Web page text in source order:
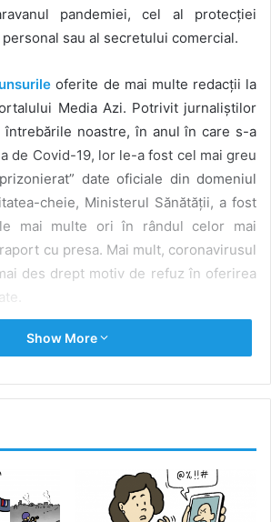
pandemiei, cel al protecției
sau al secretului comercial.
oferite de mai multe redacții la
Media Azi. Potrivit jurnaliștilor
întrebările noastre, în anul în care s-a
de Covid-19, lor le-a fost cel mai greu
date oficiale din domeniul
cheie, Ministerul Sănătății, a fost
mai multe ori în rândul celor mai
cu presa. Mai mult, coronavirusul
des drept motiv de refuz în oferirea
că mulți funcționari, ca niște paznici
informațională nu se face în interes
Media Azi: Interdicția de a filma
Show More